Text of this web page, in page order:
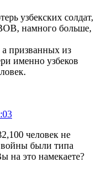
узбекских солдат,
намного больше,
а призванных из
именно узбеков
человек не
были типа
на это намекаете?